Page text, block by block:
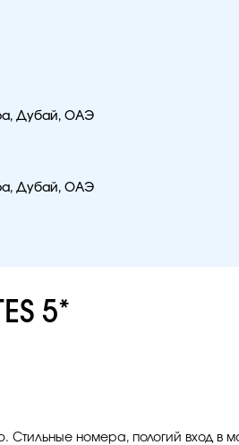
Дубай, ОАЭ
Дубай, ОАЭ
5*
Стильные номера, пологий вход в